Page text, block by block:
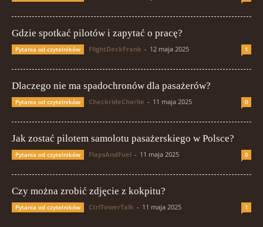
Gdzie spotkać pilotów i zapytać o pracę?
Pytania od czytelników FlightDeckFrank - 12 maja 2025 1
Dlaczego nie ma spadochronów dla pasażerów?
Pytania od czytelników CheckrideCharlie - 11 maja 2025 0
Jak zostać pilotem samolotu pasażerskiego w Polsce?
Pytania od czytelników FlapsAndFuel - 11 maja 2025 0
Czy można zrobić zdjęcie z kokpitu?
Pytania od czytelników CtrlTowerTalk - 11 maja 2025 1